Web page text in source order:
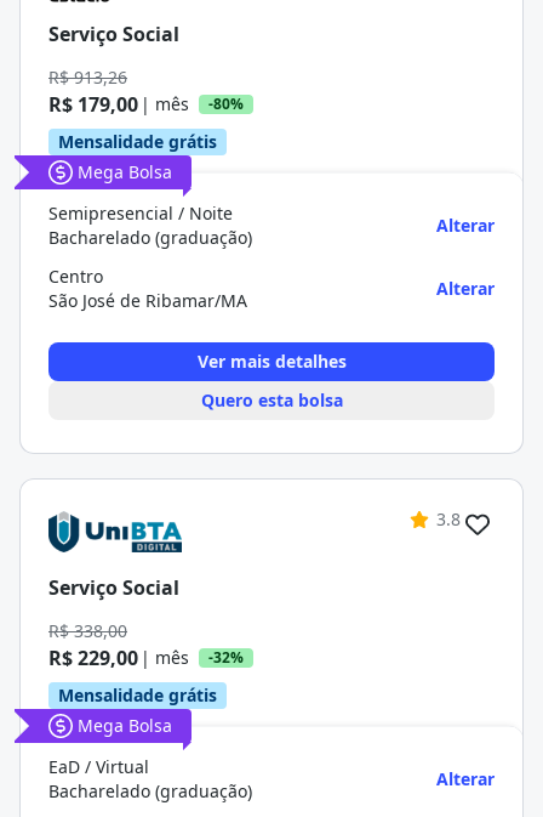
Serviço Social
R$ 913,26
R$ 179,00 | mês -80%
Mensalidade grátis
Mega Bolsa
Semipresencial / Noite
Bacharelado (graduação)
Alterar
Centro
São José de Ribamar/MA
Alterar
Ver mais detalhes
Quero esta bolsa
3.8
Serviço Social
R$ 338,00
R$ 229,00 | mês -32%
Mensalidade grátis
Mega Bolsa
EaD / Virtual
Bacharelado (graduação)
Alterar